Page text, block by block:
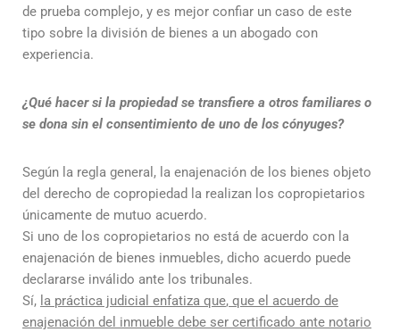
de prueba complejo, y es mejor confiar un caso de este
tipo sobre la división de bienes a un abogado con
experiencia.
¿Qué hacer si la propiedad se transfiere a otros familiares o
se dona sin el consentimiento de uno de los cónyuges?
Según la regla general, la enajenación de los bienes objeto
del derecho de copropiedad la realizan los copropietarios
únicamente de mutuo acuerdo.
Si uno de los copropietarios no está de acuerdo con la
enajenación de bienes inmuebles, dicho acuerdo puede
declararse inválido ante los tribunales.
Sí, la práctica judicial enfatiza que, que el acuerdo de
enajenación del inmueble debe ser certificado ante notario